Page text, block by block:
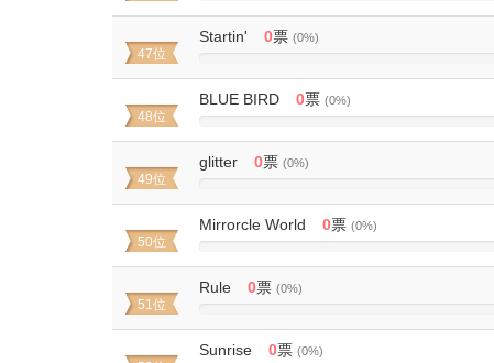
Complete
47位
Startin' 0票 (0%)
Complete
48位
BLUE BIRD 0票 (0%)
Complete
49位
glitter 0票 (0%)
Complete
50位
Mirrorcle World 0票 (0%)
Complete
51位
Rule 0票 (0%)
Complete
Sunrise 0票 (0%)